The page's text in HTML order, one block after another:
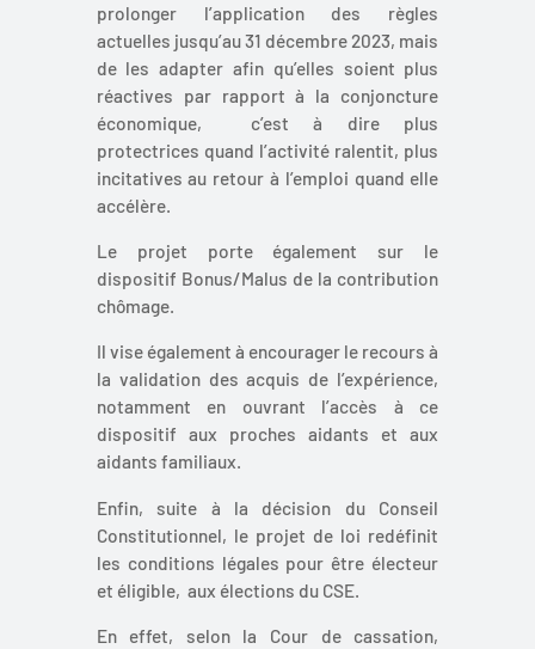
prolonger l’application des règles
actuelles jusqu’au 31 décembre 2023, mais
de les adapter afin qu’elles soient plus
réactives par rapport à la conjoncture
économique, c’est à dire plus
protectrices quand l’activité ralentit, plus
incitatives au retour à l’emploi quand elle
accélère.
Le projet porte également sur le
dispositif Bonus/Malus de la contribution
chômage.
Il vise également à encourager le recours à
la validation des acquis de l’expérience,
notamment en ouvrant l’accès à ce
dispositif aux proches aidants et aux
aidants familiaux.
Enfin, suite à la décision du Conseil
Constitutionnel, le projet de loi redéfinit
les conditions légales pour être électeur
et éligible, aux élections du CSE.
En effet, selon la Cour de cassation,